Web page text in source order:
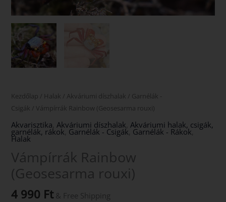
Kezdőlap / Halak / Akváriumi díszhalak / Garnélák -
Csigák / Vámpírrák Rainbow (Geosesarma rouxi)
Akvarisztika Akváriumi díszhalak Akváriumi halak, csigák,
garnélák, rákok Garnélák - Csigák Garnélák - Rákok
Halak
Vámpírrák Rainbow
(Geosesarma rouxi)
4 990 Ft & Free Shipping